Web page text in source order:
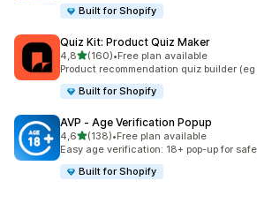
Built for Shopify
Quiz Kit: Product Quiz Maker
4,8de 5 estrelas
(160)
160 total de avaliações
•Free plan available
Product recommendation quiz builder
Built for Shopify
AVP ‑ Age Verification Popup
4,6de 5 estrelas
(138)
138 total de avaliações
•Free plan available
Easy age verification: 18+ pop-up for
Built for Shopify